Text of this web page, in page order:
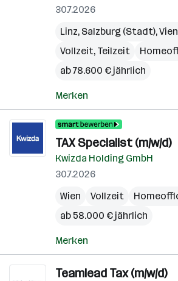
30.7.2026
Linz, Salzburg (Stadt),
Vollzeit, Teilzeit
ab 78.600 € jährlich
Merken
TAX Specialist (m/w/d)
Kwizda Holding GmbH
30.7.2026
Wien
Vollzeit
ab 58.000 € jährlich
Merken
Teamlead Tax (m/w/d)